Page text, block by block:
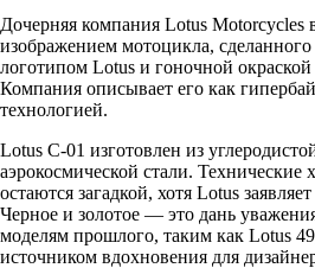
Дочерняя компания Lotus Motorcycles
изображением мотоцикла, сделанного
логотипом Lotus и гоночной
Компания описывает его как
технологией.
Lotus C-01 изготовлен из
аэрокосмической стали. Технические
остаются загадкой, хотя Lotus
Черное и золотое — это дань
моделям прошлого, таким как Lotus
источником вдохновения для